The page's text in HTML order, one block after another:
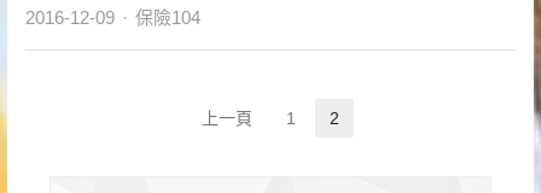
2016-12-09 Author
保險104
上一頁 Page
1 2